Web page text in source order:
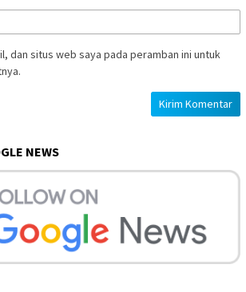
dan situs web saya pada peramban ini untuk
NEWS